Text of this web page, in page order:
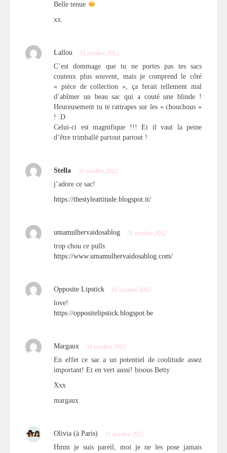
Belle tenue
xx.
Lallou 31 octobre 2012
C’est dommage que tu ne portes pas tes sacs
couteux plus souvent, mais je comprend le côté
« pièce de collection », ça ferait tellement mal
d’abîmer un beau sac qui a couté une blinde !
Heureusement tu te rattrapes sur les « chouchous »
! :D
Celui-ci est magnifique !!! Et il vaut la peine
d’être trimballé partout partout !
Stella 31 octobre 2012
j’adore ce sac!
https://thestyleattitude.blogspot.it/
umamulhervaidosablog 31 octobre 2012
trop chou ce pulls
https://www.umamulhervaidosablog.com/
Opposite Lipstick 31 octobre 2012
love!
https://oppositelipstick.blogspot.be
Margaux 31 octobre 2012
En effet ce sac a un potentiel de coolitude assez
important! Et en vert aussi! bisous Betty
Xxx
margaux
Olivia (à Paris) 31 octobre 2012
Hmm je suis pareil, moi je ne les pose jamais